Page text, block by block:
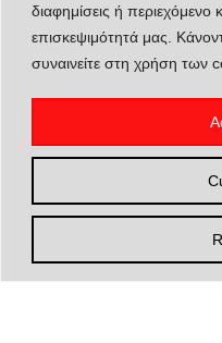
διαφημίσεις ή περιεχόμενο
επισκεψιμότητά μας.
συναινείτε στη χρήση των
Tel: +30 2493350200
Email:
Contact Us
Cookie Policy
Terms and Conditions
Information